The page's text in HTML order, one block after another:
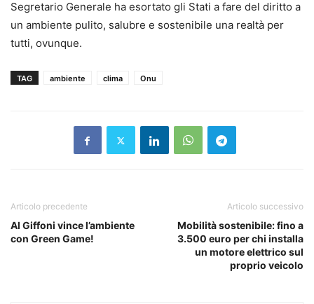
Segretario Generale ha esortato gli Stati a fare del diritto a
un ambiente pulito, salubre e sostenibile una realtà per
tutti, ovunque.
TAG ambiente clima Onu
Articolo precedente
Al Giffoni vince l’ambiente
con Green Game!
Articolo successivo
Mobilità sostenibile: fino a
3.500 euro per chi installa
un motore elettrico sul
proprio veicolo